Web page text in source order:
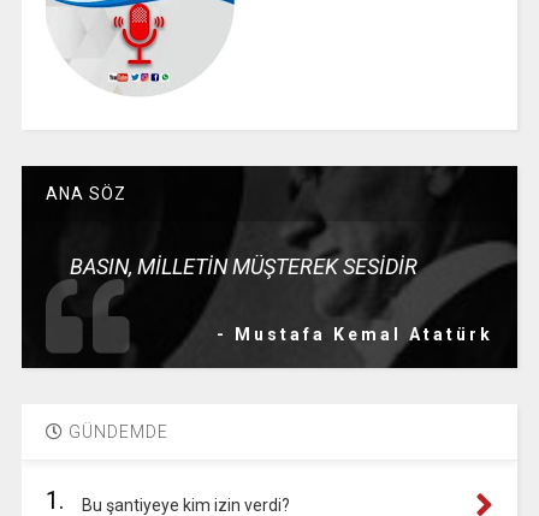
ANA SÖZ
BASIN, MİLLETİN MÜŞTEREK SESİDİR
- Mustafa Kemal Atatürk
GÜNDEMDE
1. Bu şantiyeye kim izin verdi?